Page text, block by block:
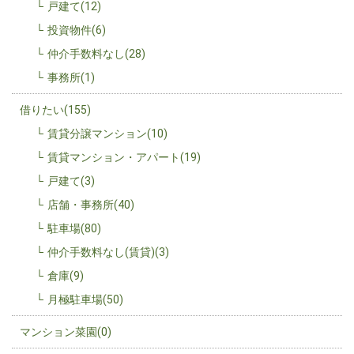
戸建て(12)
投資物件(6)
仲介手数料なし(28)
事務所(1)
借りたい(155)
賃貸分譲マンション(10)
賃貸マンション・アパート(19)
戸建て(3)
店舗・事務所(40)
駐車場(80)
仲介手数料なし(賃貸)(3)
倉庫(9)
月極駐車場(50)
マンション菜園(0)